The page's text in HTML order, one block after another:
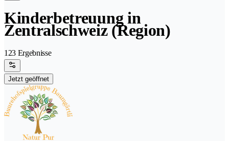
Kinderbetreuung in
Zentralschweiz (Region)
123 Ergebnisse
Jetzt geöffnet